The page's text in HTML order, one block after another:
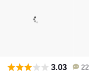
3.03 22